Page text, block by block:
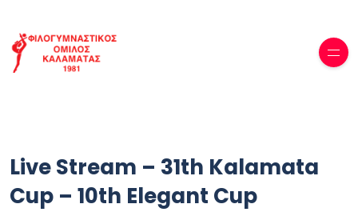
Live Stream – 31th Kalamata
Cup – 10th Elegant Cup